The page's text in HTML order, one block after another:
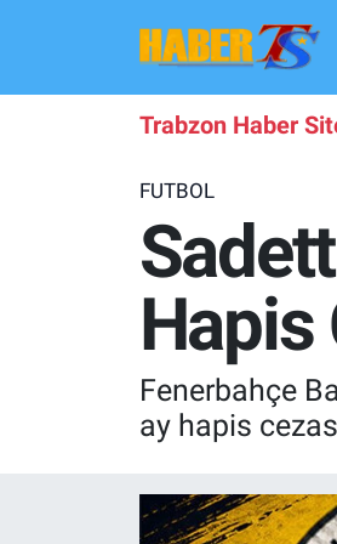
Trabzon Haber
FUTBOL
Hapis
Fenerbahçe
ay hapis
TRABZONSPOR
TRANSFER HABERLERI
KULİS MEYDANI
1461 TRABZON
ALT LIGLER
Hava Durumu
Süper Lig Puan Durumu ve
Tüm Manşetler
Son Dakika Haberleri
Haber Arşivi